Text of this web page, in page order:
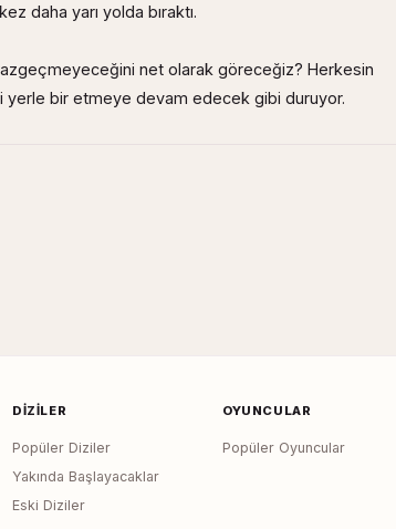
daha yarı yolda bıraktı.
net olarak göreceğiz? Herkesin
yerle bir etmeye devam edecek gibi duruyor.
DIZILER
Popüler Diziler
Yakında Başlayacaklar
Eski Diziler
OYUNCULAR
Popüler Oyuncular